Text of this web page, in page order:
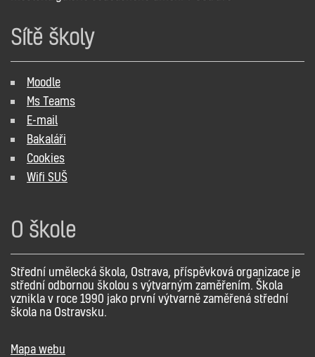
Sítě školy
Moodle
Ms Teams
E-mail
Bakaláři
Cookies
Wifi SUŠ
O škole
Střední umělecká škola, Ostrava, příspěvková organizace je
střední odbornou školou s výtvarným zaměřením. Škola
vznikla v roce 1990 jako první výtvarně zaměřená střední
škola na Ostravsku.
Mapa webu